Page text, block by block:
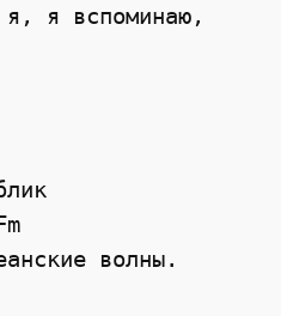
я вспоминаю,
волны.